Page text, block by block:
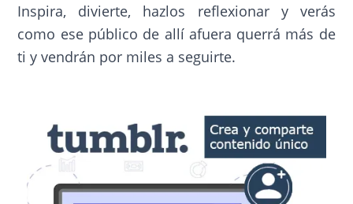
Inspira, divierte, hazlos reflexionar y verás
como ese público de allí afuera querrá más de
ti y vendrán por miles a seguirte.